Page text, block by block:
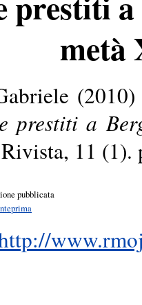
metà
prestiti a
11 (1).
pubblicata